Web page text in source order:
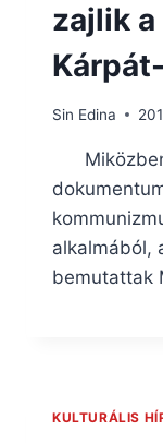
zajlik
Sin Edina
Miközben
alkalmából,
bemutattak
KULTURÁLIS